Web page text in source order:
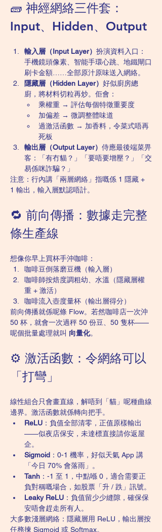
🧱 神經網絡三件套：
Input、Hidden、Output
輸入層（Input Layer） 扮演資料入口：
手機鏡頭像素、智能手環心跳、地鐵閘口
刷卡金額……全部原汁原味送入網絡。
隱藏層（Hidden Layer） 好似廚房總
廚，將材料切粒再炒。佢會：
乘權重 → 評估每個特徵重要度
加偏差 → 微調整體味道
過激活函數 → 加香料，令菜式唔再
死板
輸出層（Output Layer） 侍應最後端菜畀
客：「有冇貓？」「要唔要增壓？」「交
易係咪詐騙？」
注意：行內講「兩層網絡」指嘅係 1 隱藏 +
1 輸出，輸入層默認唔計。
🔁 前向傳播：數據走完整
條生產線
想像你早上買杯手沖咖啡：
咖啡豆倒落磨豆機（輸入層）
咖啡師按焙度調粗幼、水溫（隱藏層權
重 + 激活）
咖啡流入壺度量杯（輸出層得分）
前向傳播就係呢條 Flow。若然咖啡店一次沖
50 杯，就會一次過秤 50 份豆、50 隻杯——
呢個批量處理就叫 向量化。
⚙️ 激活函數：令網絡可以
「打彎」
線性組合只會畫直線，解唔到「貓」呢種曲線
邊界。激活函數就係轉向把手。
ReLU ：負值全部清零，正值原樣輸出
——似夜店保安，未達標直接請你返屋
企。
Sigmoid ：0-1 機率，好似天氣 App 講
「今日 70% 會落雨」。
Tanh ：-1 至 1，中點喺 0，適合需要正
負對稱嘅場合，如股票「升 / 跌」訊號。
Leaky ReLU ：負值留少少縫隙，確保保
安唔會趕走所有人。
大多數淺層網絡：隱藏層用 ReLU，輸出層按
任務揀 Sigmoid 或 Softmax。